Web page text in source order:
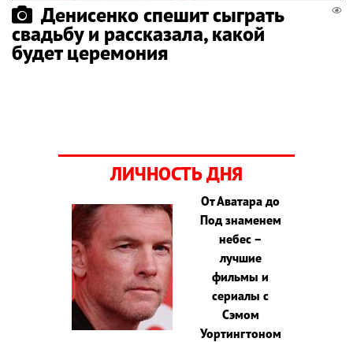
Денисенко спешит сыграть
свадьбу и рассказала, какой
будет церемония
ЛИЧНОСТЬ ДНЯ
От Аватара до
Под знаменем
небес –
лучшие
фильмы и
сериалы с
Сэмом
Уортингтоном